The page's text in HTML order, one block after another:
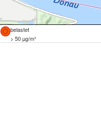
belastet
> 50 µg/m³